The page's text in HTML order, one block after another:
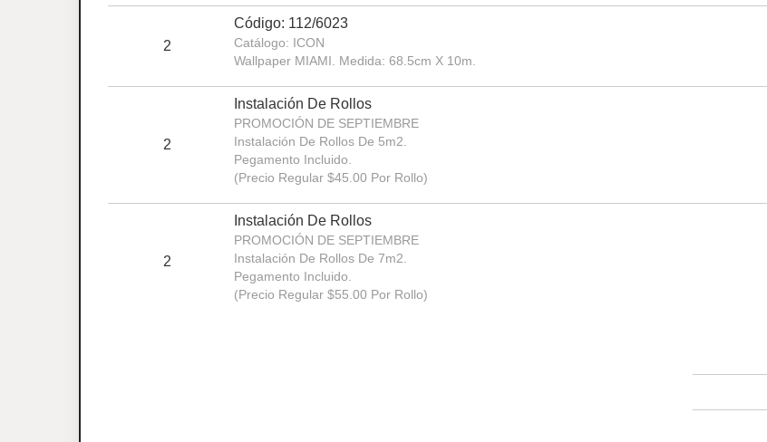
2
Código: 112/6023
Catálogo: ICON
Wallpaper MIAMI. Medida: 68.5cm X 10m.
2
Instalación De Rollos
PROMOCIÓN DE SEPTIEMBRE
Instalación De Rollos De 5m2.
Pegamento Incluido.
(Precio Regular $45.00 Por Rollo)
2
Instalación De Rollos
PROMOCIÓN DE SEPTIEMBRE
Instalación De Rollos De 7m2.
Pegamento Incluido.
(Precio Regular $55.00 Por Rollo)